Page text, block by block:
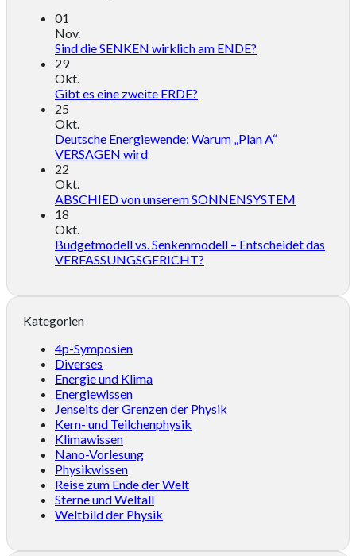
01
Nov.
Sind die SENKEN wirklich am ENDE?
29
Okt.
Gibt es eine zweite ERDE?
25
Okt.
Deutsche Energiewende: Warum „Plan A“
VERSAGEN wird
22
Okt.
ABSCHIED von unserem SONNENSYSTEM
18
Okt.
Budgetmodell vs. Senkenmodell – Entscheidet das
VERFASSUNGSGERICHT?
Kategorien
4p-Symposien
Diverses
Energie und Klima
Energiewissen
Jenseits der Grenzen der Physik
Kern- und Teilchenphysik
Klimawissen
Nano-Vorlesung
Physikwissen
Reise zum Ende der Welt
Sterne und Weltall
Weltbild der Physik